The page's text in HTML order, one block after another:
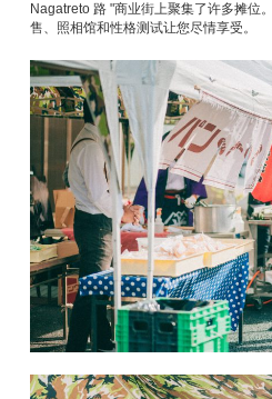
Nagatreto 路 "商业街上聚集了许多摊位
售、照相馆和性格测试让您尽情享受。